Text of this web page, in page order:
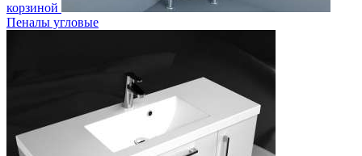
корзиной
Пеналы угловые